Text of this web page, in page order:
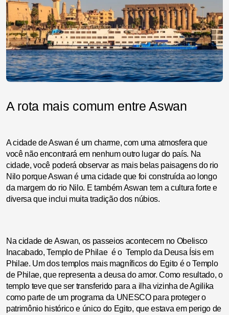
A rota mais comum entre Aswan
A cidade de Aswan é um charme, com uma atmosfera que
você não encontrará em nenhum outro lugar do país. Na
cidade, você poderá observar as mais belas paisagens do rio
Nilo porque Aswan é uma cidade que foi construída ao longo
da margem do rio Nilo. E também Aswan tem a cultura forte e
diversa que inclui muita tradição dos núbios.
Na cidade de Aswan, os passeios acontecem no Obelisco
Inacabado, Templo de Philae é o Templo da Deusa Ísis em
Philae. Um dos templos mais magníficos do Egito é o Templo
de Philae, que representa a deusa do amor. Como resultado, o
templo teve que ser transferido para a ilha vizinha de Agilika
como parte de um programa da UNESCO para proteger o
patrimônio histórico e único do Egito, que estava em perigo de